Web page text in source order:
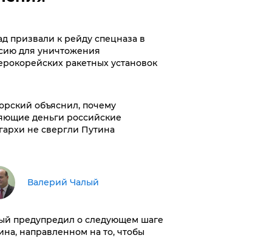
призвали к рейду спецназа в
для уничтожения
ракетных установок
объяснил, почему
деньги российские
не свергли Путина
Валерий Чалый
предупредил о следующем шаге
направленном на то, чтобы